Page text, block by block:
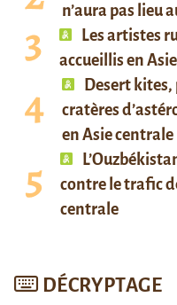
n’aura pas lieu
Les artistes
accueillis en
Desert
cratères
en Asie centrale
contre le trafic
centrale
DÉCRYPTAGE